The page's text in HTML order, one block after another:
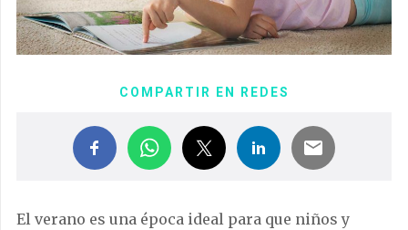
COMPARTIR EN REDES
El verano es una época ideal para que niños y